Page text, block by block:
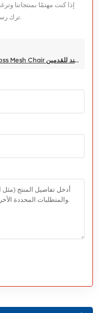
إذا كنت مهتمًا بمنتجاتنا
ترك رسالة هنا ، وسنرد عليك في أقرب وقت ممكن.
سعر المصنع بالجملة Ergo Executive Boss Mesh Chair مكتب الرئاسة مع مسند للقدمين